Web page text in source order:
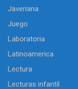
Javeriana
Juego
Laboratoria
Latinoamerica
Lectura
Lecturas infantil